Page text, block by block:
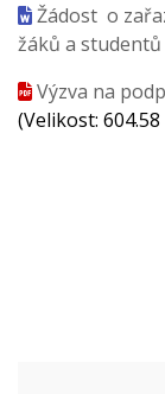
Žádost o
žáků a studentů
Výzva na
(Velikost: 604.58